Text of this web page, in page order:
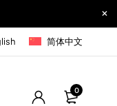
简体中文
0